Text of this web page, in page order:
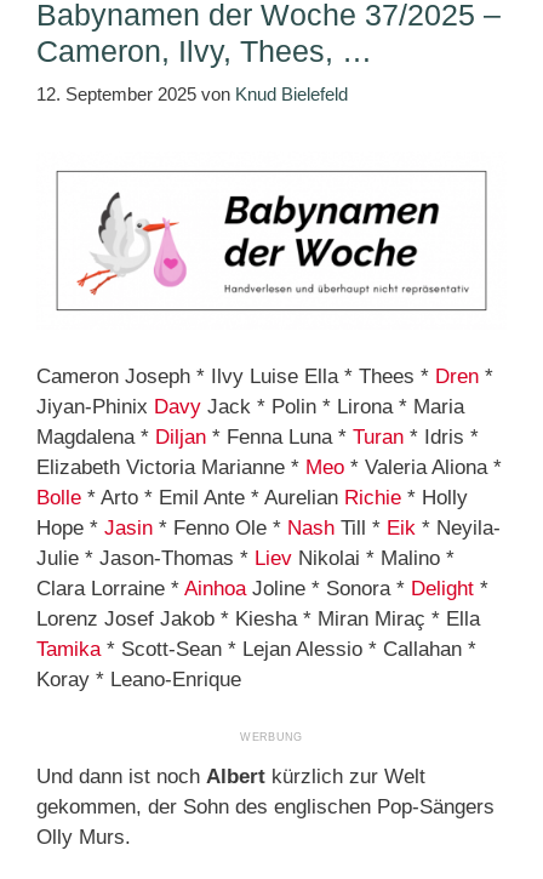
Babynamen der Woche 37/2025 –
Cameron, Ilvy, Thees, …
12. September 2025 von Knud Bielefeld
Cameron Joseph * Ilvy Luise Ella * Thees * Dren *
Jiyan-Phinix Davy Jack * Polin * Lirona * Maria
Magdalena * Diljan * Fenna Luna * Turan * Idris *
Elizabeth Victoria Marianne * Meo * Valeria Aliona *
Bolle * Arto * Emil Ante * Aurelian Richie * Holly
Hope * Jasin * Fenno Ole * Nash Till * Eik * Neyila-
Julie * Jason-Thomas * Liev Nikolai * Malino *
Clara Lorraine * Ainhoa Joline * Sonora * Delight *
Lorenz Josef Jakob * Kiesha * Miran Miraç * Ella
Tamika * Scott-Sean * Lejan Alessio * Callahan *
Koray * Leano-Enrique
Und dann ist noch Albert kürzlich zur Welt
gekommen, der Sohn des englischen Pop-Sängers
Olly Murs.